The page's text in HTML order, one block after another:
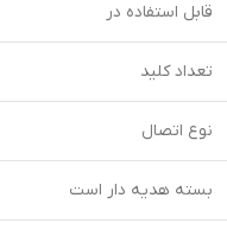
قابل استفاده در
تعداد کلید
نوع اتصال
بسته هدیه دار است